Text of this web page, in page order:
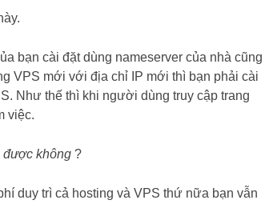
bạn cài đặt dùng nameserver của nhà cũng
VPS mới với địa chỉ IP mới thì bạn phải cài
Như thế thì khi người dùng truy cập trang
việc.
được không ?
duy trì cả hosting và VPS thứ nữa bạn vẫn